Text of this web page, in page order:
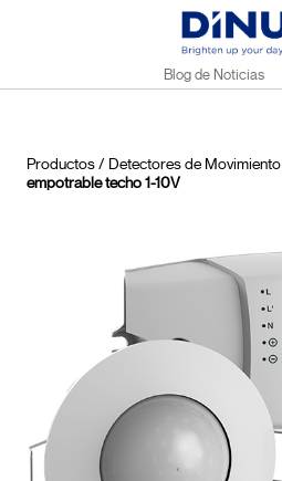
Blog de Noticias
Productos/ Detectores de Movimiento
empotrable techo 1-10V